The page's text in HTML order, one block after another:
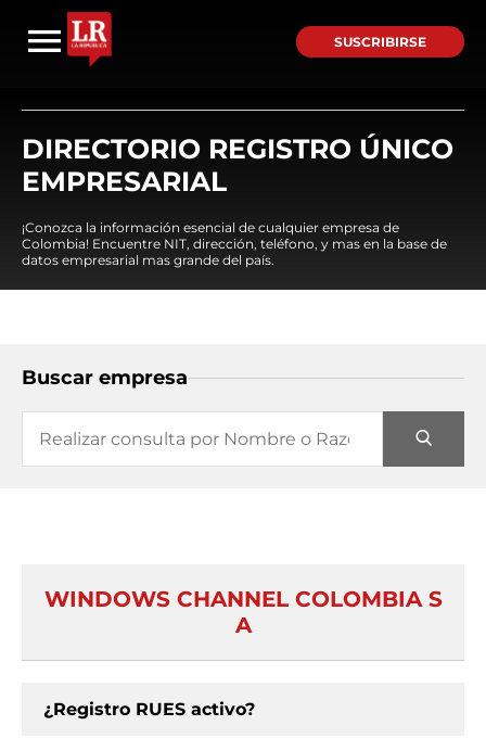
SUSCRIBIRSE
DIRECTORIO REGISTRO ÚNICO
EMPRESARIAL
¡Conozca la información esencial de cualquier empresa de
Colombia! Encuentre NIT, dirección, teléfono, y mas en la base de
datos empresarial mas grande del país.
Buscar empresa
WINDOWS CHANNEL COLOMBIA S
A
¿Registro RUES activo?